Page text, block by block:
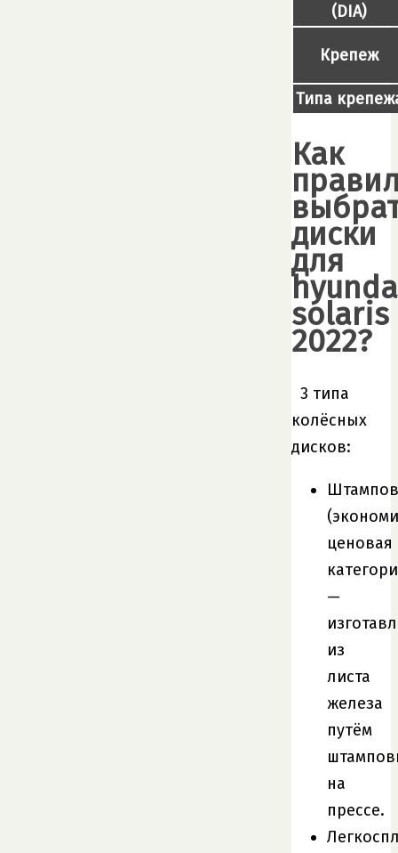
(DIA)
Крепеж
Типа
Как
диски
для
solaris
2022?
3 типа
колёсных
дисков:
ценовая
—
из
листа
железа
путём
на
прессе.